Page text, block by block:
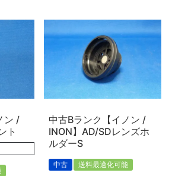
ン /
ト
中古Bランク【イノン /
INON】AD/SDレンズホ
ルダーS
中古 送料最適化可能